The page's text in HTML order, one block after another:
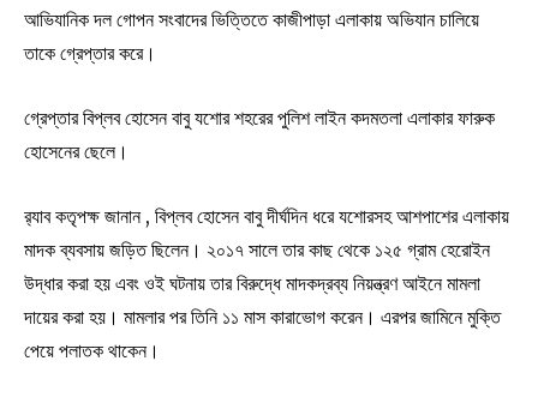
আভিযানিক দল গোপন সংবাদের ভিত্তিতে কাজীপাড়া এলাকায় অভিযান চালিয়ে
তাকে গ্রেপ্তার করে।
গ্রেপ্তার বিপ্লব হোসেন বাবু যশোর শহরের পুলিশ লাইন কদমতলা এলাকার ফারুক
হোসেনের ছেলে।
র‌্যাব কতৃপক্ষ জানান , বিপ্লব হোসেন বাবু দীর্ঘদিন ধরে যশোরসহ আশপাশের এলাকায়
মাদক ব্যবসায় জড়িত ছিলেন। ২০১৭ সালে তার কাছ থেকে ১২৫ গ্রাম হেরোইন
উদ্ধার করা হয় এবং ওই ঘটনায় তার বিরুদ্ধে মাদকদ্রব্য নিয়ন্ত্রণ আইনে মামলা
দায়ের করা হয়। মামলার পর তিনি ১১ মাস কারাভোগ করেন। এরপর জামিনে মুক্তি
পেয়ে পলাতক থাকেন।